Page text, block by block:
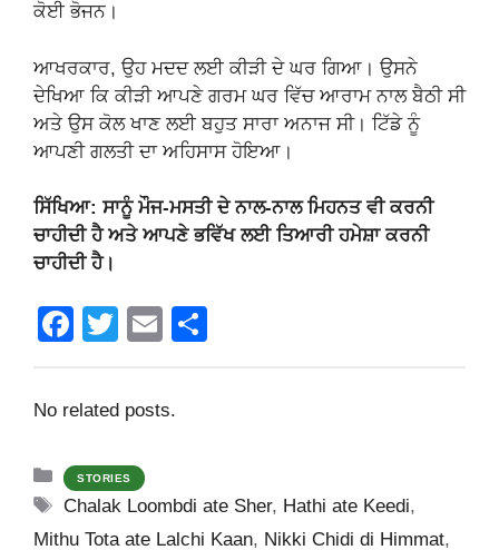
ਕੋਈ ਭੋਜਨ।
ਆਖਰਕਾਰ, ਉਹ ਮਦਦ ਲਈ ਕੀੜੀ ਦੇ ਘਰ ਗਿਆ। ਉਸਨੇ
ਦੇਖਿਆ ਕਿ ਕੀੜੀ ਆਪਣੇ ਗਰਮ ਘਰ ਵਿੱਚ ਆਰਾਮ ਨਾਲ ਬੈਠੀ ਸੀ
ਅਤੇ ਉਸ ਕੋਲ ਖਾਣ ਲਈ ਬਹੁਤ ਸਾਰਾ ਅਨਾਜ ਸੀ। ਟਿੱਡੇ ਨੂੰ
ਆਪਣੀ ਗਲਤੀ ਦਾ ਅਹਿਸਾਸ ਹੋਇਆ।
ਸਿੱਖਿਆ: ਸਾਨੂੰ ਮੌਜ-ਮਸਤੀ ਦੇ ਨਾਲ-ਨਾਲ ਮਿਹਨਤ ਵੀ ਕਰਨੀ
ਚਾਹੀਦੀ ਹੈ ਅਤੇ ਆਪਣੇ ਭਵਿੱਖ ਲਈ ਤਿਆਰੀ ਹਮੇਸ਼ਾ ਕਰਨੀ
ਚਾਹੀਦੀ ਹੈ।
F
c
e
b
o
o
T
tt
er
E
No related posts.
Categories
STORIES
Tags
Chalak Loombdi ate Sher, Hathi ate Keedi,
Mithu Tota ate Lalchi Kaan, Nikki Chidi di Himmat,